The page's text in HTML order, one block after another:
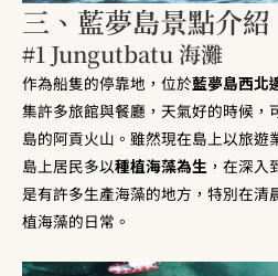
三、藍夢島景點介紹
#1 Jungutbatu 海灘
作為船隻的停靠地，位於藍夢島西北
集許多旅館與餐廳，天氣好的時候，
島的阿貢火山。雖然現在島上以旅遊
島上居民多以種植海藻為生 ，在深入
是有許多生產海藻的地方，特別在清
植海藻的日常。